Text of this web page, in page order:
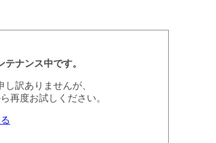
ナンス中です。
訳ありませんが、
再度お試しください。